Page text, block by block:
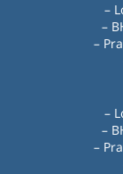
–
–
–
–
–
–